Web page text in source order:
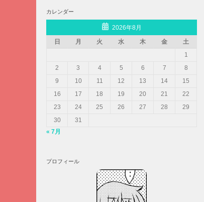
カレンダー
2026年8月
日
月 火 水 木 金
土
1
2
3 4 5 6 7
8
9
10 11 12 13 14
15
16
17 18 19 20 21
22
23
24 25 26 27 28
29
30
31
« 7月
プロフィール